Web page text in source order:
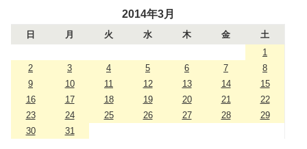
2014年3月
日 月 火 水 木 金
土
1
2
3 4 5 6 7
8
9
10 11 12 13 14
15
16
17 18 19 20 21
22
23
24 25 26 27 28
29
30
31